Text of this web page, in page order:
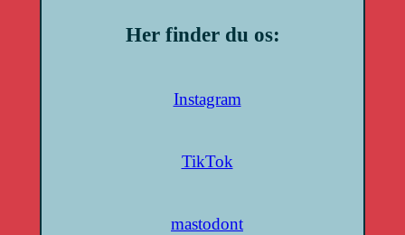
Her finder du os:
Instagram
TikTok
mastodont